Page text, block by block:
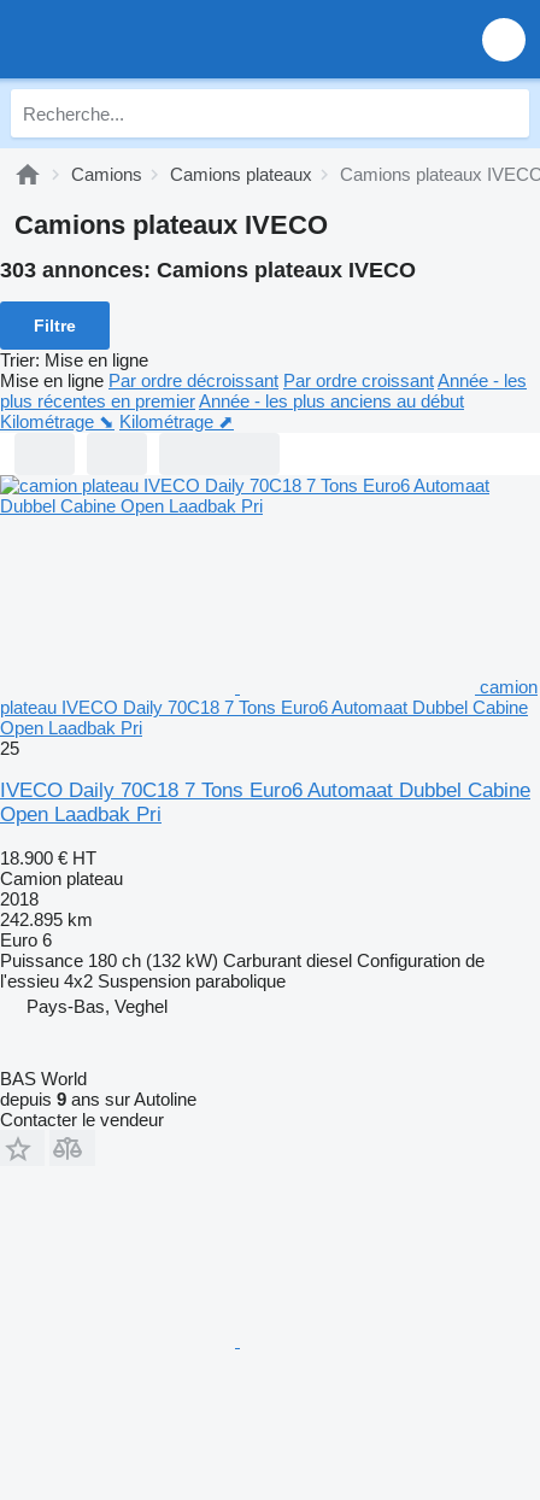
Camions Camions plateaux Camions plateaux
Camions plateaux IVECO
303 annonces: Camions plateaux IVECO
Filtre
Trier: Mise en ligne
Mise en ligne Par ordre décroissant Par ordre croissantAnnée - les
plus récentes en premierAnnée - les plus anciens au début
Kilométrage ⬊ Kilométrage ⬈
camion
plateau IVECO Daily 70C18 7 Tons Euro6 Automaat Dubbel Cabine
Open Laadbak Pri
25
IVECO Daily 70C18 7 Tons Euro6 Automaat Dubbel Cabine
Open Laadbak Pri
18.900 € HT
Camion plateau
2018
242.895 km
Euro 6
Puissance 180 ch (132 kW) Carburant diesel Configuration de
l'essieu 4x2 Suspension parabolique
Pays-Bas, Veghel
BAS World
depuis 9 ans sur Autoline
Contacter le vendeur